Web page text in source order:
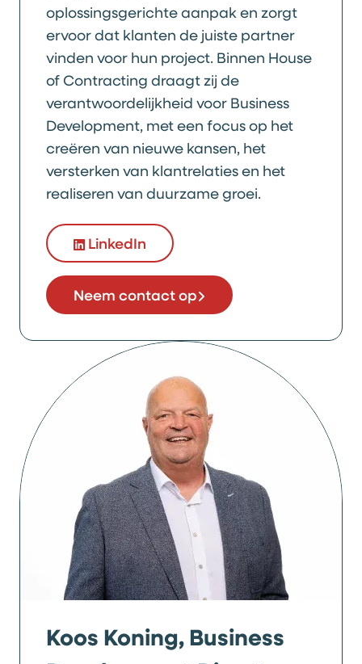
oplossingsgerichte aanpak en zorgt
ervoor dat klanten de juiste partner
vinden voor hun project. Binnen House
of Contracting draagt zij de
verantwoordelijkheid voor Business
Development, met een focus op het
creëren van nieuwe kansen, het
versterken van klantrelaties en het
realiseren van duurzame groei.
LinkedIn
Neem contact op
Koos Koning, Business